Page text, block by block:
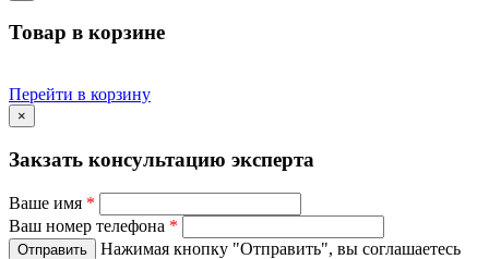
Товар в корзине
Перейти в корзину
×
Закзать консультацию эксперта
Ваше имя *
Ваш номер телефона *
Нажимая кнопку "Отправить", вы соглашаетесь